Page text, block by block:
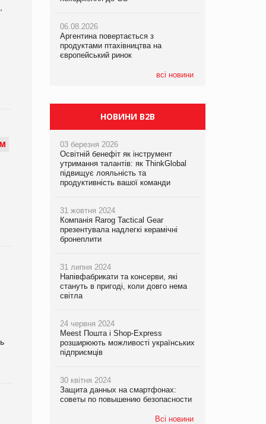
М
06.08.2026
Аргентина повертається з
продуктами птахівництва на
європейський ринок
всі новини
05.08.2026
Смачне поповнення дитячого меню:
у VARUS з’явилися новинки від ТМ
ТОКЕРИ
хлібобулочні вироби на
PrivateLabel&FMCG Master 2026
06.08.2026
Аргентина повертається з
продуктами птахівництва на
європейський ринок
НОВИНИ B2B
03 березня 2026
Освітній бенефіт як інструмент
утримання талантів: як ThinkGlobal
підвищує лояльність та
продуктивність вашої команди
31 жовтня 2024
Компанія Rarog Tactical Gear
презентувала надлегкі керамічні
бронеплити
31 липня 2024
Напівфабрикати та консерви, які
стануть в пригоді, коли довго нема
світла
24 червня 2024
Meest Пошта і Shop-Express
розширюють можливості українських
підприємців
30 квітня 2024
Защита данных на смартфонах:
советы по повышению безопасности
Всі новини